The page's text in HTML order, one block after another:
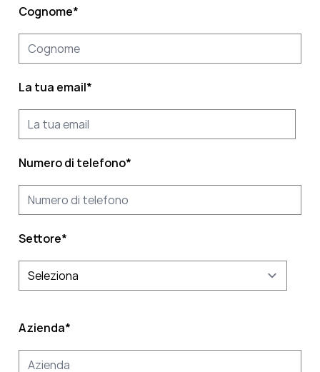
Cognome*
La tua email*
Numero di telefono*
Settore*
Azienda*